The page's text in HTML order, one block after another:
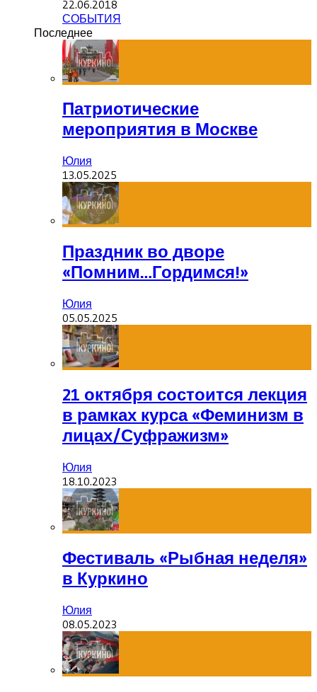
22.06.2018
СОБЫТИЯ
Последнее
Патриотические
мероприятия в Москве
Юлия
13.05.2025
Праздник во дворе
«Помним…Гордимся!»
Юлия
05.05.2025
21 октября состоится лекция
в рамках курса «Феминизм в
лицах/Суфражизм»
Юлия
18.10.2023
Фестиваль «Рыбная неделя»
в Куркино
Юлия
08.05.2023